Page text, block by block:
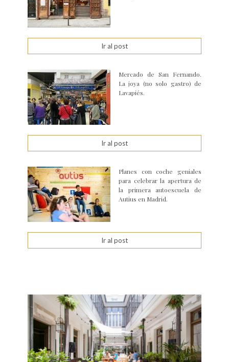
Ir al post
Mercado de San Fernando.
La joya (no solo gastro) de
Lavapiés.
Ir al post
Planes con coche geniales
para celebrar la apertura de
la primera autoescuela de
Autius en Madrid.
Ir al post